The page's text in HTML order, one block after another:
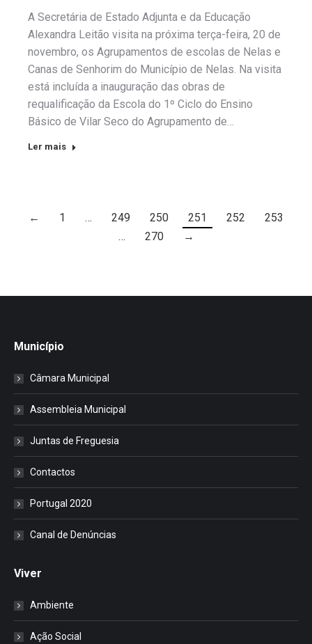
A Secretária de Estado Adjunta e da Educação
Alexandra Leitão visita na próxima terça-feira, 20 de
novembro, os Agrupamentos de escolas de Nelas e
Canas de Senhorim do Município de Nelas. Na visita
está incluída a inauguração das obras de
requalificação da Escola do 1º Ciclo do Ensino
Básico de Vilar Seco do Agrupamento de…
Ler mais
← 1 … 249 250 251 252
253
…
270 →
Município
Câmara Municipal
Assembleia Municipal
Juntas de Freguesia
Contactos
Portugal 2020
Canal de Denúncias
Viver
Ambiente
Ação Social